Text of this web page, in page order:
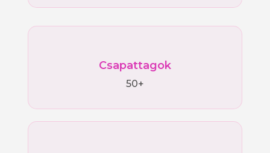
Csapattagok
50+